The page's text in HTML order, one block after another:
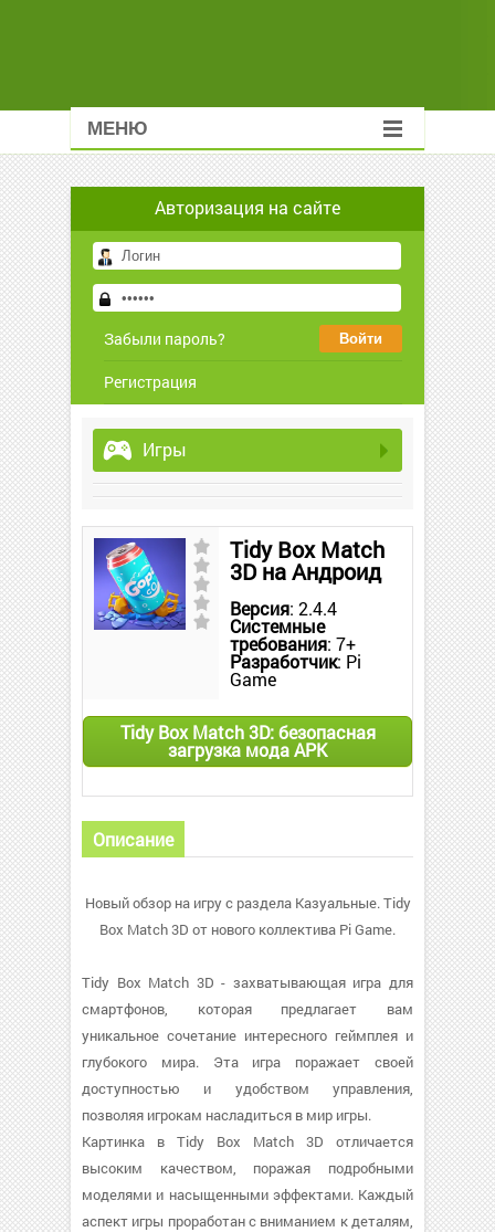
МЕНЮ
Авторизация на сайте
Забыли пароль?
Регистрация
Игры
Tidy Box Match
3D на Андроид
Версия: 2.4.4
Системные
требования: 7+
Разработчик: Pi
Game
Tidy Box Match 3D: безопасная
загрузка мода APK
Описание
Новый обзор на игру с раздела Казуальные. Tidy
Box Match 3D от нового коллектива Pi Game.
Tidy Box Match 3D - захватывающая игра для
смартфонов, которая предлагает вам
уникальное сочетание интересного геймплея и
глубокого мира. Эта игра поражает своей
доступностью и удобством управления,
позволяя игрокам насладиться в мир игры.
Картинка в Tidy Box Match 3D отличается
высоким качеством, поражая подробными
моделями и насыщенными эффектами. Каждый
аспект игры проработан с вниманием к деталям,